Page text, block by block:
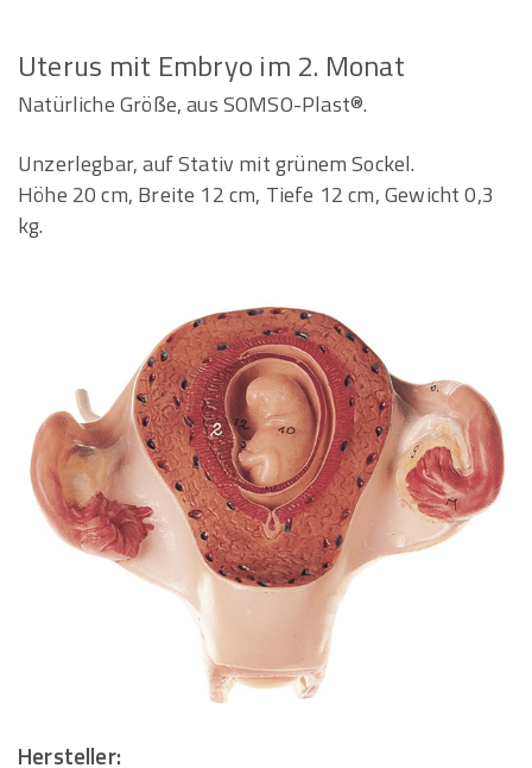
Uterus mit Embryo im 2. Monat
Natürliche Größe, aus SOMSO-Plast®.
Unzerlegbar, auf Stativ mit grünem Sockel.
Höhe 20 cm, Breite 12 cm, Tiefe 12 cm, Gewicht 0,3
kg.
Hersteller: